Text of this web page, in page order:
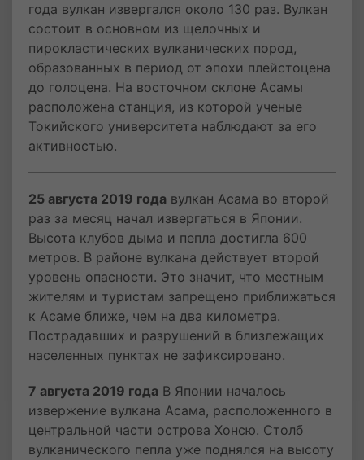
года вулкан извергался около 130 раз. Вулкан
состоит в основном из щелочных и
пирокластических вулканических пород,
образованных в период от эпохи плейстоцена
до голоцена. На восточном склоне Асамы
расположена станция, из которой ученые
Токийского университета наблюдают за его
активностью.
25 августа 2019 года вулкан Асама во второй
раз за месяц начал извергаться в Японии.
Высота клубов дыма и пепла достигла 600
метров. В районе вулкана действует второй
уровень опасности. Это значит, что местным
жителям и туристам запрещено приближаться
к Асаме ближе, чем на два километра.
Пострадавших и разрушений в близлежащих
населенных пунктах не зафиксировано.
7 августа 2019 года В Японии началось
извержение вулкана Асама, расположенного в
центральной части острова Хонсю. Столб
вулканического пепла уже поднялся на высоту